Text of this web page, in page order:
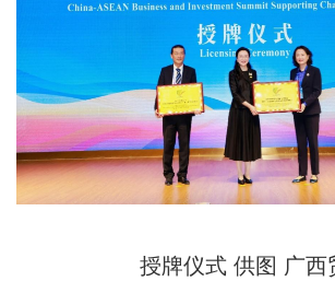
授牌仪式 供图 广西